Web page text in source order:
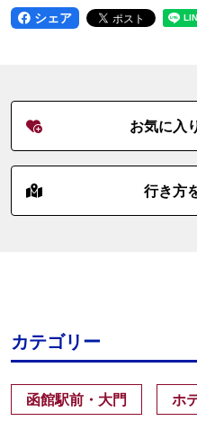
シェア
お気に入
行き方
カテゴリー
函館駅前・大門 ホ